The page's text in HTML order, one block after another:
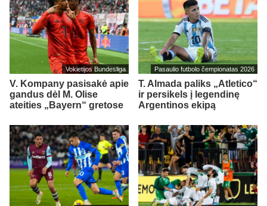
Vokietijos Bundesliga
V. Kompany pasisakė apie
gandus dėl M. Olise
ateities „Bayern“ gretose
Pasaulio futbolo čempionatas 2026
T. Almada paliks „Atletico“
ir persikels į legendinę
Argentinos ekipą